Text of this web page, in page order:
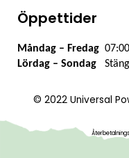
Öppettider
Måndag – Fredag
Lördag – Sondag
© 2022 Universal